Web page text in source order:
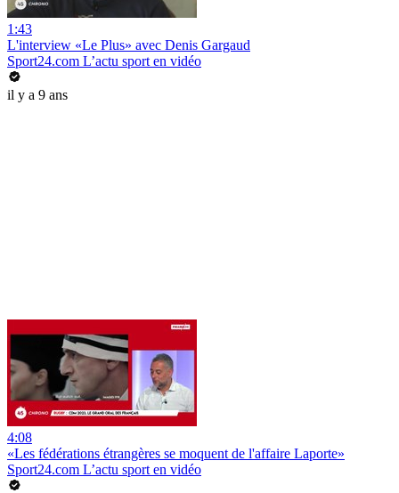
1:43
L'interview «Le Plus» avec Denis Gargaud
Sport24.com L’actu sport en vidéo
il y a 9 ans
4:08
«Les fédérations étrangères se moquent de l'affaire Laporte»
Sport24.com L’actu sport en vidéo